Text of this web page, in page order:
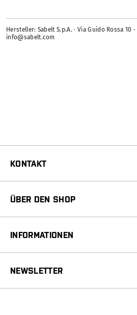
Hersteller: Sabelt S.p.A. · Via Guido Rossa 10
info@sabelt.com
KONTAKT
ÜBER DEN SHOP
INFORMATIONEN
NEWSLETTER